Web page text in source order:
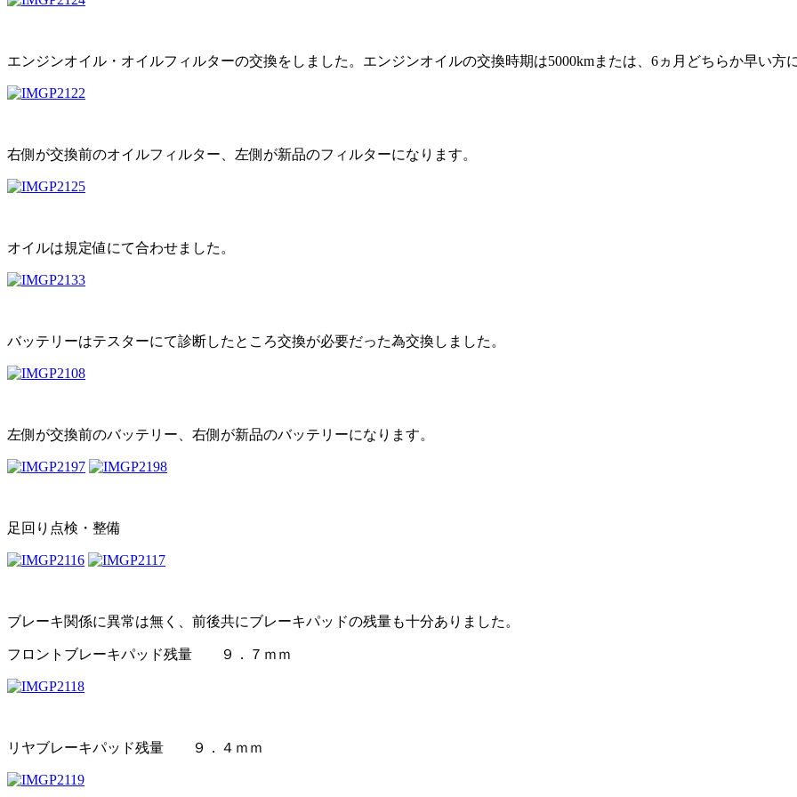
エンジンオイル・オイルフィルターの交換をしました。エンジンオイルの交換時期は5000kmまたは、6ヵ月どちらか早い方
右側が交換前のオイルフィルター、左側が新品のフィルターになります。
オイルは規定値にて合わせました。
バッテリーはテスターにて診断したところ交換が必要だった為交換しました。
左側が交換前のバッテリー、右側が新品のバッテリーになります。
足回り点検・整備
ブレーキ関係に異常は無く、前後共にブレーキパッドの残量も十分ありました。
フロントブレーキパッド残量 ９．７ｍｍ
リヤブレーキパッド残量 ９．４ｍｍ